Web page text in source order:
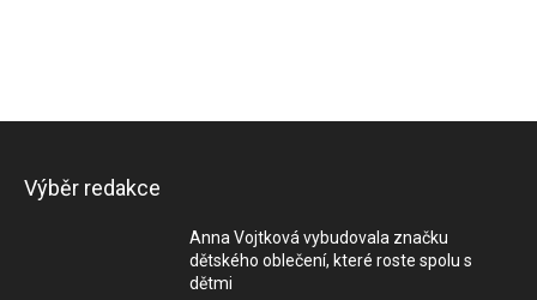
Výběr redakce
Anna Vojtková vybudovala značku
dětského oblečení, které roste spolu s
dětmi